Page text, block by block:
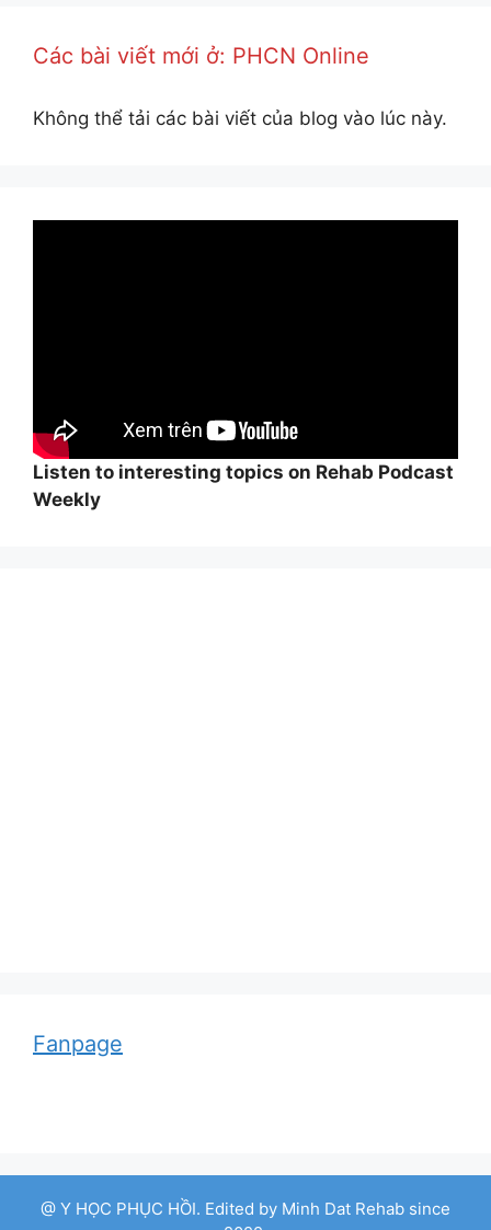
Các bài viết mới ở: PHCN Online
Không thể tải các bài viết của blog vào lúc này.
Listen to interesting topics on Rehab Podcast
Weekly
Fanpage
@ Y HỌC PHỤC HỒI. Edited by Minh Dat Rehab since